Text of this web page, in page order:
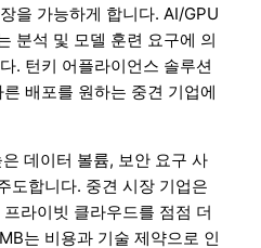
을 가능하게 합니다. AI/GPU
분석 및 모델 훈련 요구에 의
. 턴키 어플라이언스 솔루션
배포를 원하는 중견 기업에
데이터 볼륨, 보안 요구 사
도합니다. 중견 시장 기업은
라이빗 클라우드를 점점 더
는 비용과 기술 제약으로 인